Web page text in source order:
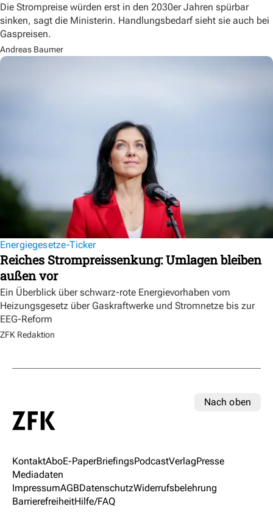
Die Strompreise würden erst in den 2030er Jahren spürbar
sinken, sagt die Ministerin. Handlungsbedarf sieht sie auch bei
Gaspreisen.
Andreas Baumer
Energiegesetze-Ticker
Reiches Strompreissenkung: Umlagen bleiben
außen vor
Ein Überblick über schwarz-rote Energievorhaben vom
Heizungsgesetz über Gaskraftwerke und Stromnetze bis zur
EEG-Reform
ZFK Redaktion
Nach oben
KontaktAboE-PaperBriefingsPodcastVerlagPresse
Mediadaten
ImpressumAGBDatenschutzWiderrufsbelehrung
BarrierefreiheitHilfe/FAQ